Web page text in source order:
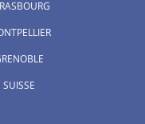
SUISSE